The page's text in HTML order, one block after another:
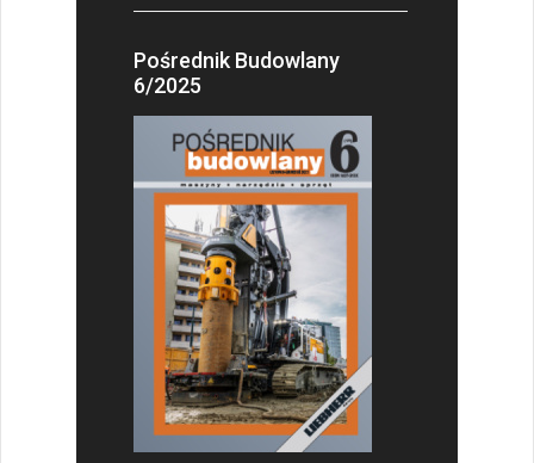
Pośrednik Budowlany
6/2025